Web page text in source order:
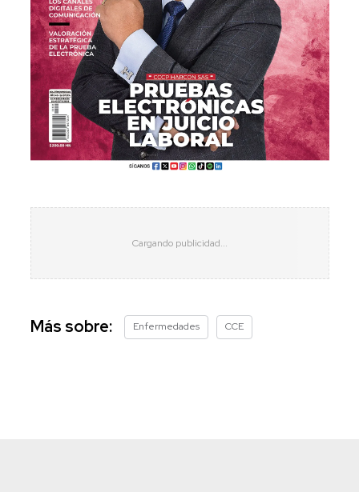
Más sobre: Enfermedades CCE